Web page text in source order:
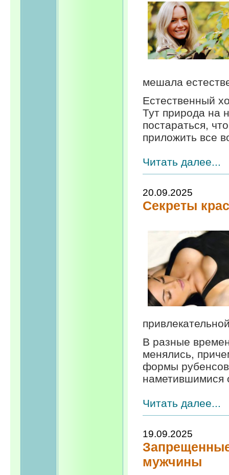
мешала
Естественный
Тут природа на
постараться,
приложить все
Читать далее...
20.09.2025
Секреты
В разные
менялись,
формы
наметившимися
Читать далее...
19.09.2025
мужчины